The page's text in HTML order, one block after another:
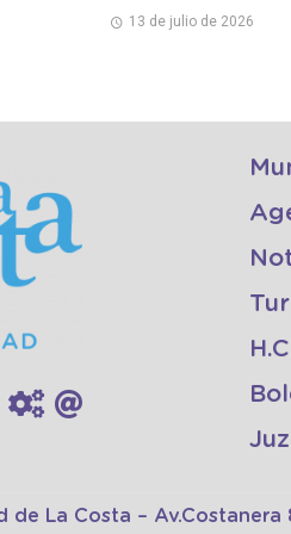
13 de julio de 2026
de La Costa –